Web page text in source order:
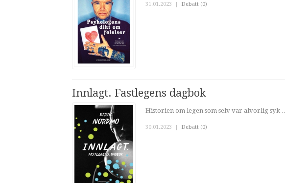
31.01.2023 | Debatt (0)
Innlagt. Fastlegens dagbok
Historien om legen som selv var alvorlig syk …
30.01.2023 Debatt (0)